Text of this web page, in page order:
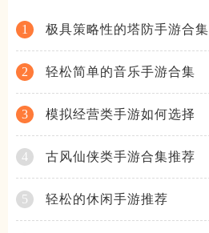
1 极具策略性的塔防手游合集
2 轻松简单的音乐手游合集
3 模拟经营类手游如何选择
4 古风仙侠类手游合集推荐
5 轻松的休闲手游推荐